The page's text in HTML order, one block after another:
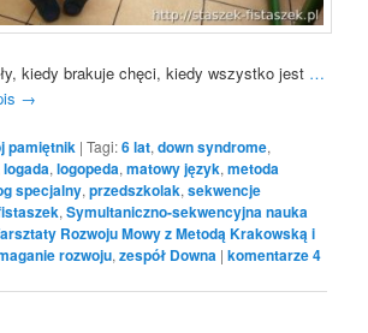
kiedy brakuje chęci, kiedy wszystko jest …
→
pamiętnik |Tagi:6 lat,down syndrome,
logada,logopeda,matowy język,metoda
specjalny,przedszkolak,sekwencje
,Symultaniczno-sekwencyjna nauka
Rozwoju Mowy z Metodą Krakowską i
rozwoju,zespół Downa |komentarze4